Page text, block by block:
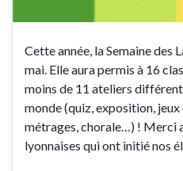
Cette année, la Semaine des
mai. Elle aura permis à 16
moins de 11 ateliers
monde (quiz, exposition,
métrages, chorale…) ! Merci
lyonnaises qui ont initié nos